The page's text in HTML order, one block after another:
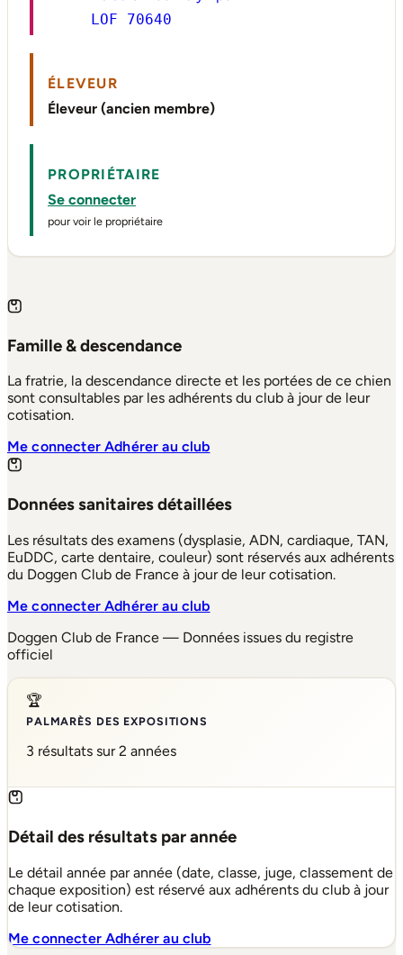
LOF 70640
ÉLEVEUR
Éleveur (ancien membre)
PROPRIÉTAIRE
Se connecter
pour voir le propriétaire
Famille & descendance
La fratrie, la descendance directe et les portées de ce chien
sont consultables par les adhérents du club à jour de leur
cotisation.
Me connecterAdhérer au club
Données sanitaires détaillées
Les résultats des examens (dysplasie, ADN, cardiaque, TAN,
EuDDC, carte dentaire, couleur) sont réservés aux adhérents
du Doggen Club de France à jour de leur cotisation.
Me connecterAdhérer au club
Doggen Club de France — Données issues du registre
officiel
🏆
PALMARÈS DES EXPOSITIONS
3 résultats sur 2 années
Détail des résultats par année
Le détail année par année (date, classe, juge, classement de
chaque exposition) est réservé aux adhérents du club à jour
de leur cotisation.
Me connecterAdhérer au club